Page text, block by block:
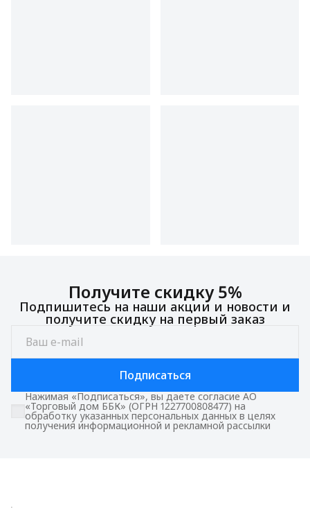
Получите скидку 5%
Подпишитесь на наши акции и новости и
получите скидку на первый заказ
Подписаться
Нажимая «Подписаться», вы даете согласие АО
«Торговый дом ББК» (ОГРН 1227700808477) на
обработку указанных персональных данных в целях
получения информационной и рекламной рассылки